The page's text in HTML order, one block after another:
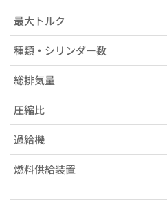
最大トルク
種類・シリンダー数
総排気量
圧縮比
過給機
燃料供給装置